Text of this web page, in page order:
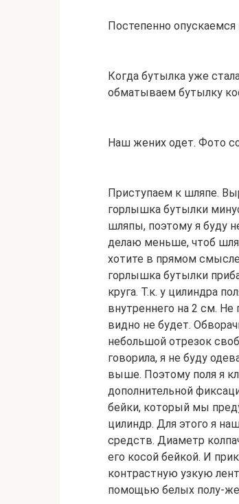
Постепенно
Когда бутылка уже
обматываем бутылку
Наш жених одет. Фото
Приступаем к шляпе.
горлышка бутылки
шляпы, поэтому я буду
делаю меньше, чтоб
хотите в прямом
горлышка бутылки
круга. Т.к. у цилиндра
внутреннего на 2 см. Не
видно не будет.
небольшой отрезок
говорила, я не буду
выше. Поэтому поля я
дополнительной
бейки, который мы
цилиндр. Для этого я
средств. Диаметр
его косой бейкой. И
контрастную узкую
помощью белых полу-